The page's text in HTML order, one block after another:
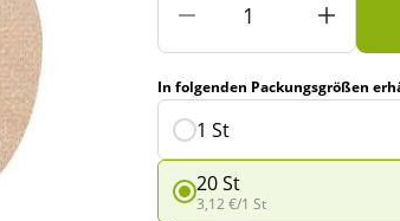
In folgenden Packungsgrößen
1 St
20 St
3,12 €/1 St